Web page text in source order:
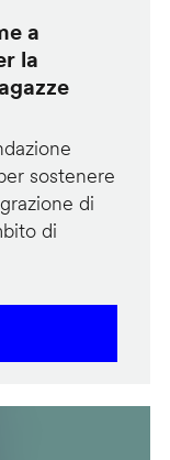
a
la
sostenere
di
di